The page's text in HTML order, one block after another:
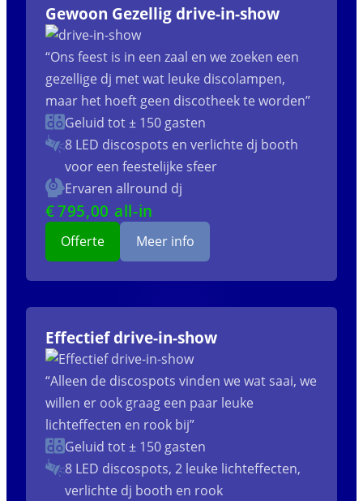
Gewoon Gezellig drive-in-show
“Ons feest is in een zaal en we zoeken een
gezellige dj met wat leuke discolampen,
maar het hoeft geen discotheek te worden”
Geluid tot ± 150 gasten
8 LED discospots en verlichte dj booth
voor een feestelijke sfeer
Ervaren allround dj
€795,00 all-in
Offerte Meer info
Effectief drive-in-show
“Alleen de discospots vinden we wat saai, we
willen er ook graag een paar leuke
lichteffecten en rook bij”
Geluid tot ± 150 gasten
8 LED discospots, 2 leuke lichteffecten,
verlichte dj booth en rook